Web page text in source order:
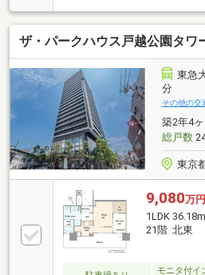
高い内廊下設計・24時間セ
ム提携）・カラーＴＶモニ
ム・全戸の窓と玄関に防犯
利な設備・仕様～・24時間
可（犬猫1世帯2匹まで・飼
重サッシを採用・1418サイ
換気乾燥機・ミストサウナ
衛生的なディスポーザー・
ザ・パークハウス戸越公園タワ
東急
分
その他の交
築2年4
総戸数
東京
9,080万円
1LDK 36.18m
21階 北東
モニタ付イ